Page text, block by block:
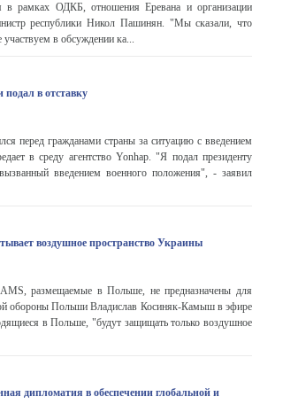
в рамках ОДКБ, отношения Еревана и организации
республики Никол Пашинян. "Мы сказали, что
в обсуждении ка...
в отставку
гражданами страны за ситуацию с введением
в среду агентство Yonhap. "Я подал президенту
введением военного положения", - заявил
воздушное пространство Украины
размещаемые в Польше, не предназначены для
обороны Польши Владислав Косиняк-Камыш в эфире
в Польше, "будут защищать только воздушное
дипломатия в обеспечении глобальной и